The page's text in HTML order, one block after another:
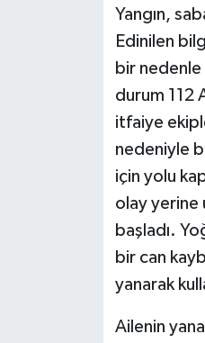
Yangın,
Edinilen
bir nedenle
durum 112
itfaiye
nedeniyle
için yolu
olay yerine
başladı.
bir can
yanarak
Ailenin